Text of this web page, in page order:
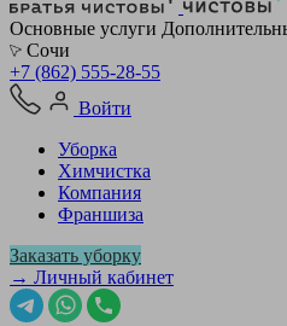
Основные услуги
Сочи
+7 (862) 555-28-55
Войти
Уборка
Химчистка
Компания
Франшиза
Заказать уборку
→ Личный кабинет